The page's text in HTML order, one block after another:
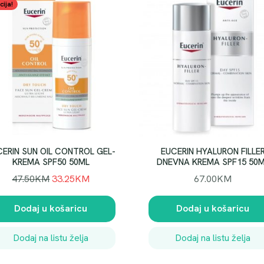
SUN OIL CONTROL GEL-
KREMA SPF50 50ML
47.50KMI
v
o
r
33.25KM
n
Dodaj u košaricu
Dodaj na listu želja
EUCERIN HYALURON
DNEVNA KREMA SPF15
67.00KM
Dodaj u košaricu
Dodaj na listu želja